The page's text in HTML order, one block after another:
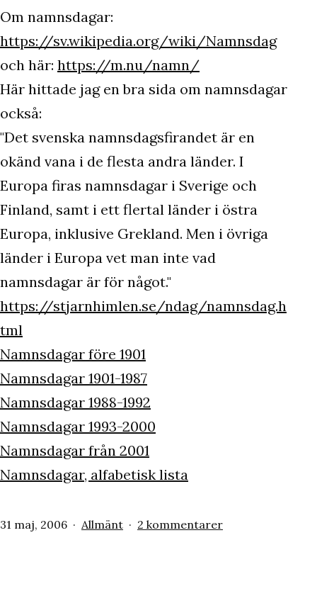
Om namnsdagar:
https://sv.wikipedia.org/wiki/Namnsdag
och här: https://m.nu/namn/
Här hittade jag en bra sida om namnsdagar
också:
"Det svenska namnsdagsfirandet är en
okänd vana i de flesta andra länder. I
Europa firas namnsdagar i Sverige och
Finland, samt i ett flertal länder i östra
Europa, inklusive Grekland. Men i övriga
länder i Europa vet man inte vad
namnsdagar är för något."
https://stjarnhimlen.se/ndag/namnsdag.h
tml
Namnsdagar före 1901
Namnsdagar 1901-1987
Namnsdagar 1988-1992
Namnsdagar 1993-2000
Namnsdagar från 2001
Namnsdagar, alfabetisk lista
Publicerat
31 maj, 2006
Kategoriserat
Allmänt 2 kommentarertill